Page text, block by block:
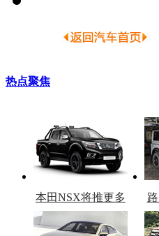
热点聚焦
本田NSX将推更多
车型